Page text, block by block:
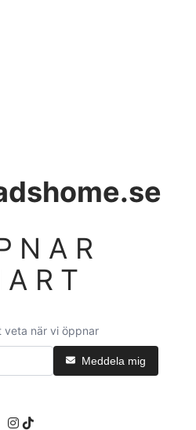
veta när vi öppnar
Meddela mig